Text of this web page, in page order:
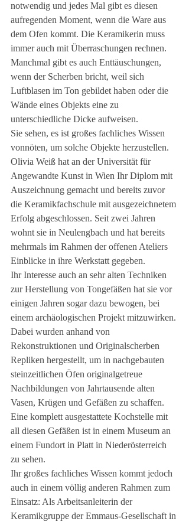
notwendig und jedes Mal gibt es diesen
aufregenden Moment, wenn die Ware aus
dem Ofen kommt. Die Keramikerin muss
immer auch mit Überraschungen rechnen.
Manchmal gibt es auch Enttäuschungen,
wenn der Scherben bricht, weil sich
Luftblasen im Ton gebildet haben oder die
Wände eines Objekts eine zu
unterschiedliche Dicke aufweisen.
Sie sehen, es ist großes fachliches Wissen
vonnöten, um solche Objekte herzustellen.
Olivia Weiß hat an der Universität für
Angewandte Kunst in Wien Ihr Diplom mit
Auszeichnung gemacht und bereits zuvor
die Keramikfachschule mit ausgezeichnetem
Erfolg abgeschlossen. Seit zwei Jahren
wohnt sie in Neulengbach und hat bereits
mehrmals im Rahmen der offenen Ateliers
Einblicke in ihre Werkstatt gegeben.
Ihr Interesse auch an sehr alten Techniken
zur Herstellung von Tongefäßen hat sie vor
einigen Jahren sogar dazu bewogen, bei
einem archäologischen Projekt mitzuwirken.
Dabei wurden anhand von
Rekonstruktionen und Originalscherben
Repliken hergestellt, um in nachgebauten
steinzeitlichen Öfen originalgetreue
Nachbildungen von Jahrtausende alten
Vasen, Krügen und Gefäßen zu schaffen.
Eine komplett ausgestattete Kochstelle mit
all diesen Gefäßen ist in einem Museum an
einem Fundort in Platt in Niederösterreich
zu sehen.
Ihr großes fachliches Wissen kommt jedoch
auch in einem völlig anderen Rahmen zum
Einsatz: Als Arbeitsanleiterin der
Keramikgruppe der Emmaus-Gesellschaft in